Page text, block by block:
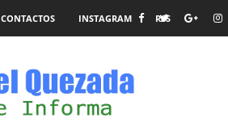
CONTACTOS INSTAGRAM RSS